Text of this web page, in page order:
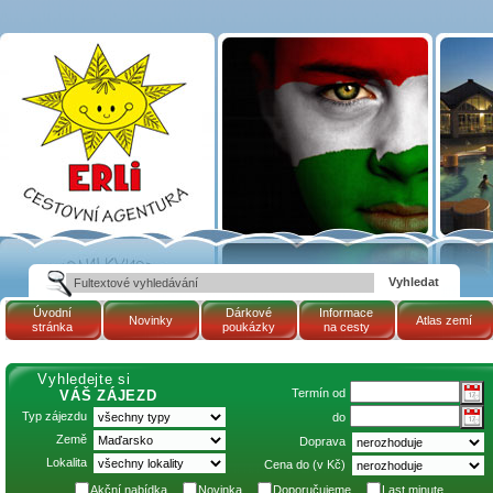
Termín 15.7.2026 -
23.7.2026 (Maďarsko,
termální lázně
TAPOLCA - hotel
PELION: AKCE 8=6)
| Cestovní kancelář
ERLI zájezdy
Maďarsko, dovolená v
Maďarsku, pobyty,
termály
Úvodní
stránka
Novinky
Dárkové
poukázky
Informace
na cesty
Atlas zemí
Vyhledejte si
VÁŠ ZÁJEZD
Typ zájezdu
Země
Lokalita
Termín od
do
Doprava
Cena do (v Kč)
Akční nabídka
Novinka Doporučujeme Last minute